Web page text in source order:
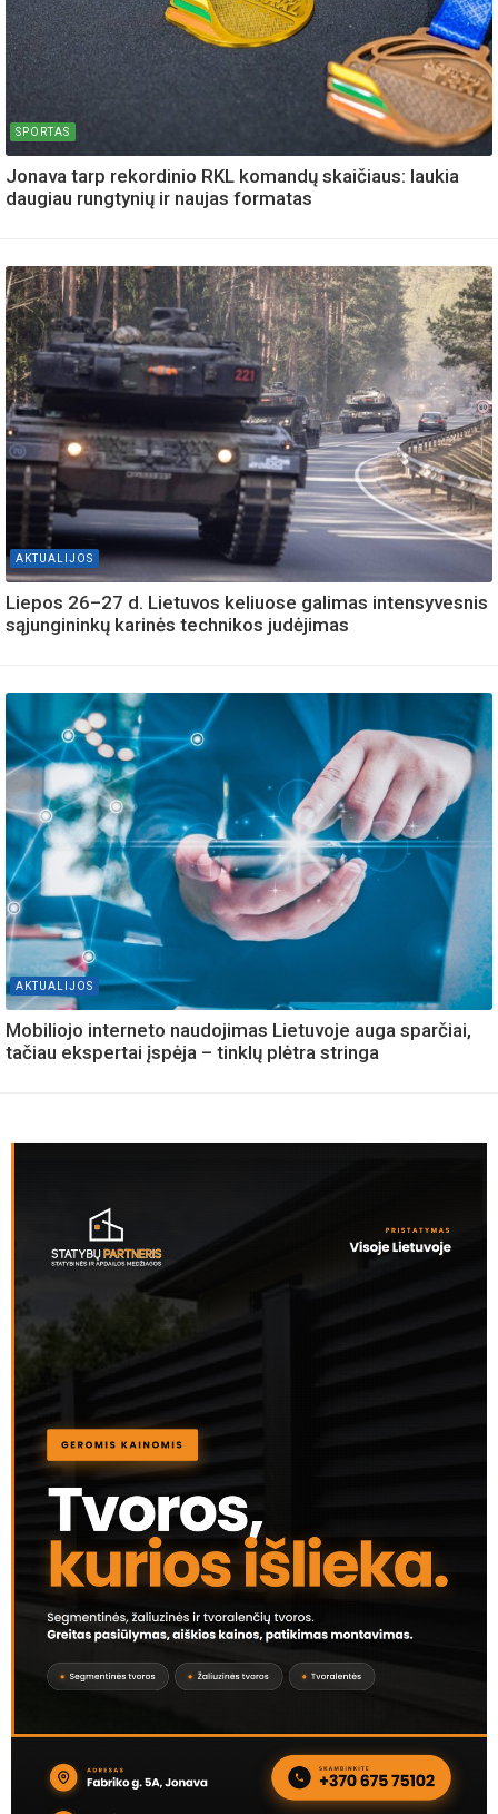
SPORTAS
Jonava tarp rekordinio RKL komandų skaičiaus: laukia
daugiau rungtynių ir naujas formatas
AKTUALIJOS
Liepos 26–27 d. Lietuvos keliuose galimas intensyvesnis
sąjungininkų karinės technikos judėjimas
AKTUALIJOS
Mobiliojo interneto naudojimas Lietuvoje auga sparčiai,
tačiau ekspertai įspėja – tinklų plėtra stringa